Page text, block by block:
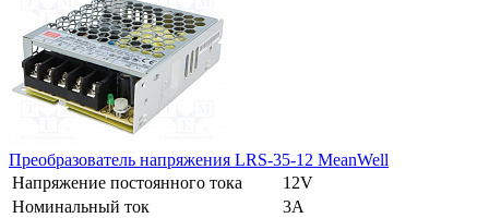
Преобразователь напряжения LRS-35-12 MeanWell
Напряжение постоянного тока
12V
Номинальный ток
3A